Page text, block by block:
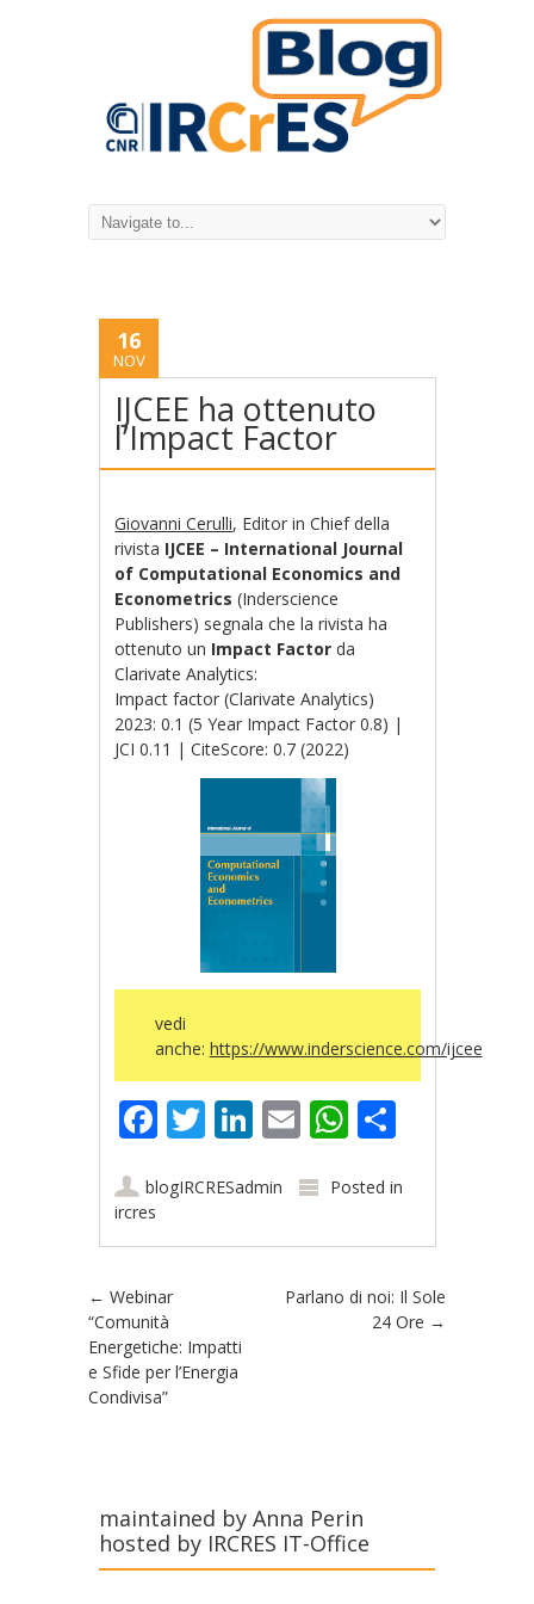
16
NOV
IJCEE ha ottenuto
l’Impact Factor
Giovanni Cerulli, Editor in Chief della
rivista IJCEE – International Journal
of Computational Economics and
Econometrics (Inderscience
Publishers) segnala che la rivista ha
ottenuto un Impact Factor da
Clarivate Analytics:
Impact factor (Clarivate Analytics)
2023: 0.1 (5 Year Impact Factor 0.8) |
JCI 0.11 | CiteScore: 0.7 (2022)
vedi
anche: https://www.inderscience.com/ijcee
Facebook
Twitter
LinkedIn
EmailWhatsApp
blogIRCRESadmin
Posted in
ircres
Post navigation
← Webinar
“Comunità
Energetiche: Impatti
e Sfide per l’Energia
Condivisa”
Parlano di noi: Il Sole
24 Ore →
maintained by Anna Perin
hosted by IRCRES IT-Office